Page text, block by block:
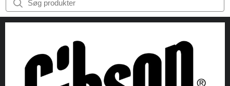
VAREMÆRKER
NYHEDER